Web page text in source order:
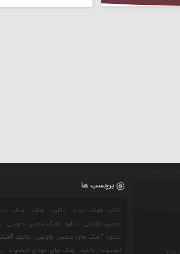
برچسب ها
دانلود آهنگ جدید دانلود آهنگ آهنگ
محسن چاوشی
دانلود آهنگ محسن چاوشی
دانلود آهنگ های محسن چاوشی
دانلود
احمدوند
دانلود آهنگ های مهدی احمدوند